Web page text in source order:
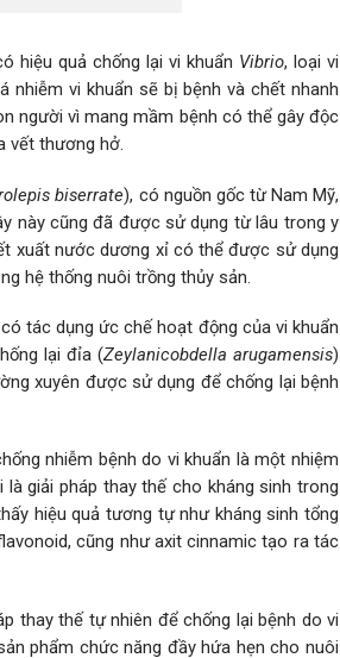
hiệu quả chống lại vi khuẩn Vibrio, loại vi
nhiễm vi khuẩn sẽ bị bệnh và chết nhanh
người vì mang mầm bệnh có thể gây độc
vết thương hở.
biserrate), có nguồn gốc từ Nam Mỹ,
này cũng đã được sử dụng từ lâu trong y
xuất nước dương xỉ có thể được sử dụng
hệ thống nuôi trồng thủy sản.
tác dụng ức chế hoạt động của vi khuẩn
lại đỉa (Zeylanicobdella arugamensis)
xuyên được sử dụng để chống lại bệnh
nhiễm bệnh do vi khuẩn là một nhiệm
giải pháp thay thế cho kháng sinh trong
hiệu quả tương tự như kháng sinh tổng
cũng như axit cinnamic tạo ra tác
thay thế tự nhiên để chống lại bệnh do vi
phẩm chức năng đầy hứa hẹn cho nuôi